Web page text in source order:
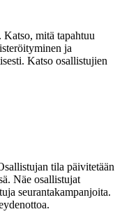
Katso, mitä tapahtuu
ja
Katso osallistujien
tila päivitetään
Näe osallistujat
seurantakampanjoita.